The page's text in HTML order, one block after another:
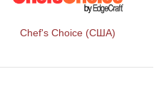
Chef's Сhoice (США)